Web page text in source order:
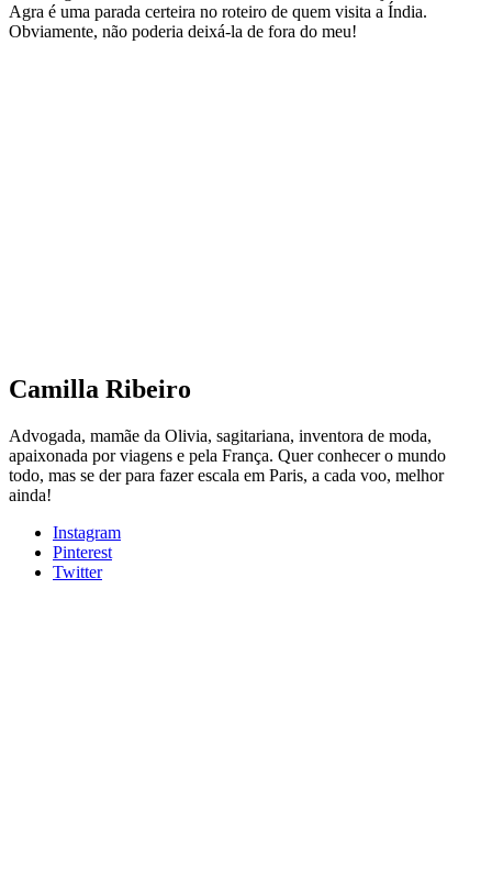
Agra é uma parada certeira no roteiro de quem visita a Índia.
Obviamente, não poderia deixá-la de fora do meu!
Camilla Ribeiro
Advogada, mamãe da Olivia, sagitariana, inventora de moda,
apaixonada por viagens e pela França. Quer conhecer o mundo
todo, mas se der para fazer escala em Paris, a cada voo, melhor
ainda!
Instagram
Pinterest
Twitter